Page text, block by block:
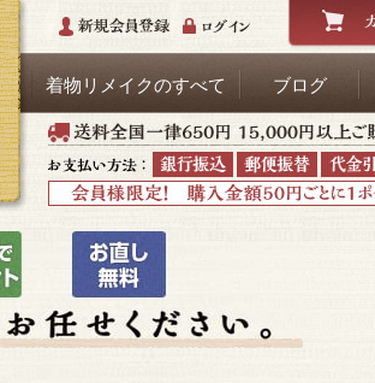
着物リメイクのすべて ブログ